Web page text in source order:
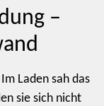
–
Laden sah das
sie sich nicht